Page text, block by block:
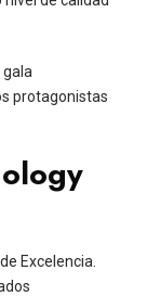
gala
protagonistas
Excelencia.